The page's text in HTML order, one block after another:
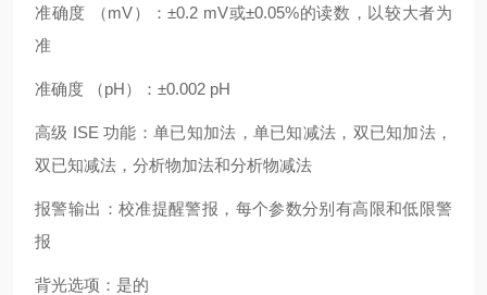
准确度 （mV）：±0.2 mV或±0.05%的读数，以较大者为
准
准确度 （pH）：±0.002 pH
高级 ISE 功能：单已知加法，单已知减法，双已知加法，
双已知减法，分析物加法和分析物减法
报警输出：校准提醒警报，每个参数分别有高限和低限警
报
背光选项：是的